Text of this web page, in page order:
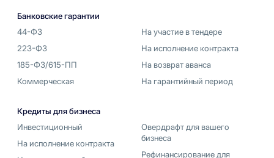
Банковские гарантии
44-ФЗ
223-ФЗ
185-ФЗ/615-ПП
Коммерческая
На участие в тендере
На исполнение контракта
На возврат аванса
На гарантийный период
Кредиты для бизнеса
Инвестиционный
На исполнение контракта
Овердрафт для вашего
бизнеса
Рефинансирование для